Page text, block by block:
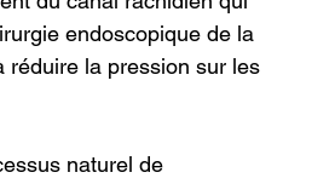
endoscopique de la
réduire la pression sur les
naturel de